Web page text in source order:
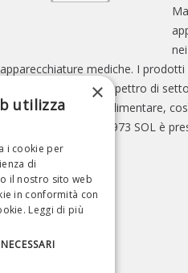
apparecchiature mediche. I
utilizzati in un ampio spettro di
ingegneria, industria alimentare,
ricerca e salute. Dal 1973 SOL è
Ravenna.
×
utilizza
i cookie per
di
il nostro sito web
in conformità con
Leggi di più